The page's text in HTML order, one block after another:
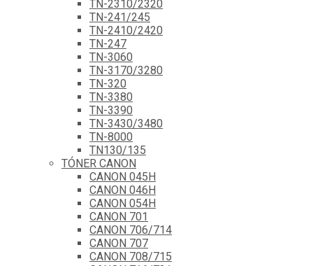
TN-2310/2320
TN-241/245
TN-2410/2420
TN-247
TN-3060
TN-3170/3280
TN-320
TN-3380
TN-3390
TN-3430/3480
TN-8000
TN130/135
TÓNER CANON
CANON 045H
CANON 046H
CANON 054H
CANON 701
CANON 706/714
CANON 707
CANON 708/715